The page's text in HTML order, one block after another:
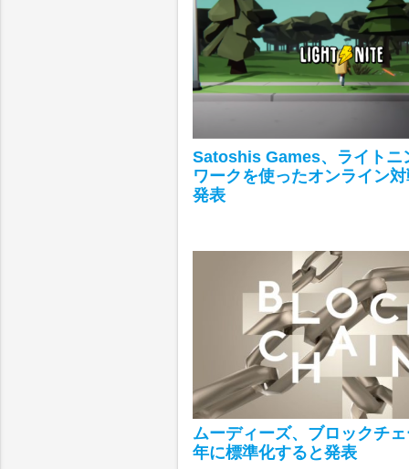
Satoshis Games、ライトニ
ワークを使ったオンライン
発表
ムーディーズ、ブロックチ
年に標準化すると発表